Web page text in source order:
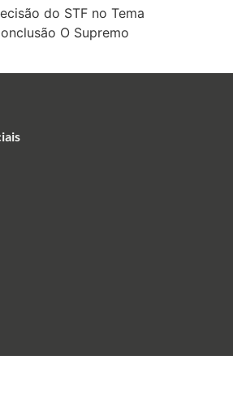
do STF no Tema
O Supremo